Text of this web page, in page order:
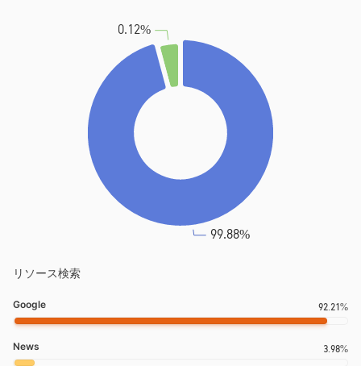
リソース検索
Google 92.21%
News 3.98%